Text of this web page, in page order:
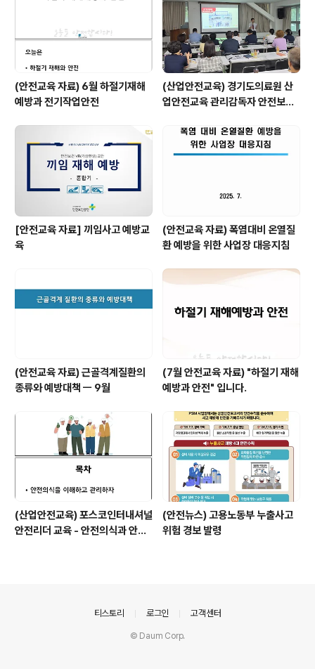
(안전교육 자료) 6월 하절기재해
예방과 전기작업안전
(산업안전교육) 경기도의료원 산
업안전교육 관리감독자 안전보건
[안전교육 자료] 끼임사고 예방교
육
(안전교육 자료) 폭염대비 온열질
환 예방을 위한 사업장 대응지침
(안전교육 자료) 근골격계질환의
종류와 예방대책 ㅡ 9월
(7월 안전교육 자료) "하절기 재해
예방과 안전" 입니다.
(산업안전교육) 포스코인터내셔널
안전리더 교육 - 안전의식과 안전
(안전뉴스) 고용노동부 누출사고
위험 경보 발령
티스토리 로그인 고객센터
© Daum Corp.